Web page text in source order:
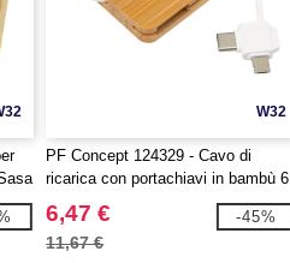
W32
PF Concept 124329 - Cavo di
ricarica con portachiavi in bambù 6
in 1 retrattile Reel
6,47 €
11,67 €
-45%